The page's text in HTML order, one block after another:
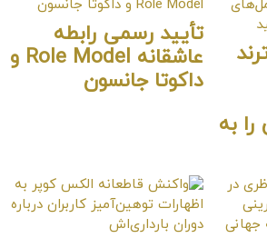
رابطه
عاشقانه Role Model و
جانسون